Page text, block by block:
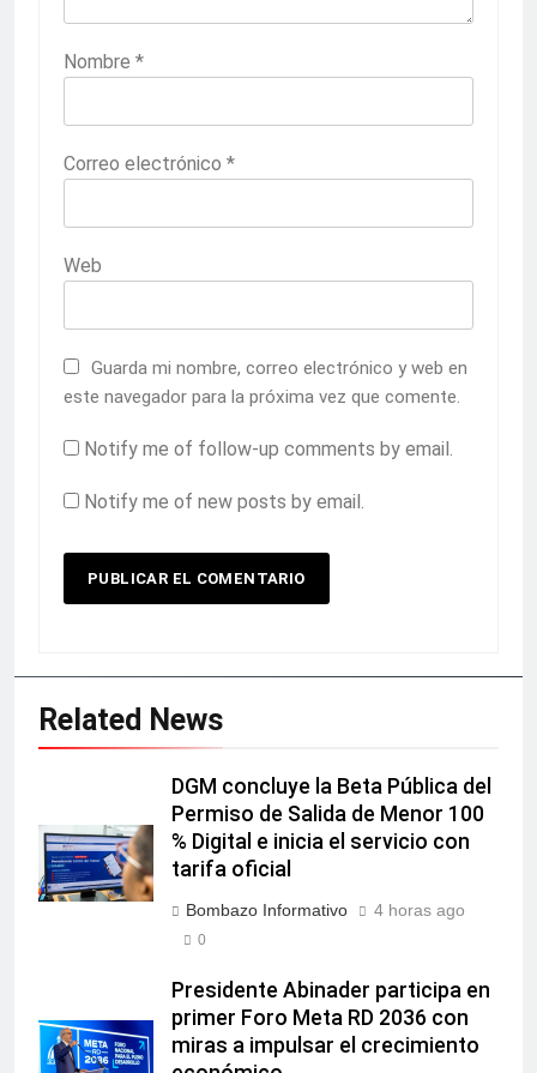
Nombre *
Correo electrónico *
Web
Guarda mi nombre, correo electrónico y web en
este navegador para la próxima vez que comente.
Notify me of follow-up comments by email.
Notify me of new posts by email.
Related News
DGM concluye la Beta Pública del
Permiso de Salida de Menor 100
% Digital e inicia el servicio con
tarifa oficial
Bombazo Informativo 4 horas ago
0
Presidente Abinader participa en
primer Foro Meta RD 2036 con
miras a impulsar el crecimiento